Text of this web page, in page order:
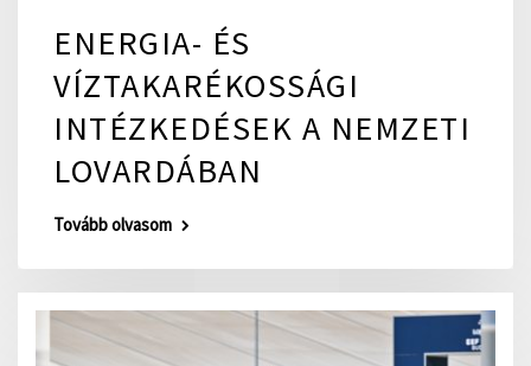
ENERGIA- ÉS
VÍZTAKARÉKOSSÁGI
INTÉZKEDÉSEK A NEMZETI
LOVARDÁBAN
Tovább olvasom